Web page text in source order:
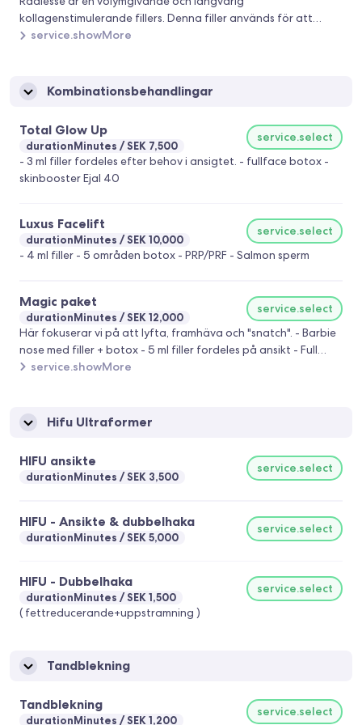
kollagenstimulerande fillers. Denna filler används för att
skapa konturer i ansiktet. Radiesse består av kroppseget
används därför med fördel på eller nära vårt skelett för att
skapa skarpare ansiktskonturer eller återställa volym. Det ger
ett till 2 år.
service.showMore
Kombinationsbehandlingar
Total Glow Up
durationMinutes SEK 7,500
service.select
- 3 ml filler fordeles efter behov i ansigtet. - fullface botox -
skinbooster Ejal 40
Luxus Facelift
durationMinutes SEK 10,000
service.select
- 4 ml filler - 5 områden botox - PRP/PRF - Salmon sperm
Magic paket
durationMinutes SEK 12,000
service.select
Här fokuserar vi på att lyfta, framhäva och "snatch". - Barbie
nose med filler + botox - 5 ml filler fordeles på ansikt - Full
face botox - Nefertiti lyft - Jalupro super hydro
service.showMore
Hifu Ultraformer
HIFU ansikte
durationMinutes SEK 3,500
service.select
HIFU - Ansikte & dubbelhaka
durationMinutes SEK 5,000
service.select
HIFU - Dubbelhaka
durationMinutes SEK 1,500
service.select
( fettreducerande+uppstramning )
Tandblekning
Tandblekning
durationMinutes SEK 1,200
service.select